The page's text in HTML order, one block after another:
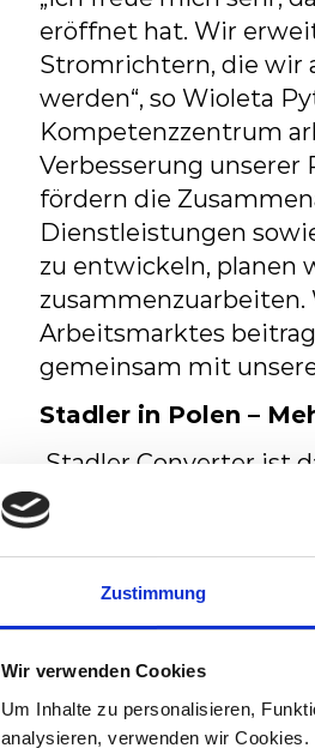
Zustimmung
Wir verwenden Cookies
Um Inhalte zu personalisieren,
analysieren, verwenden wir Cookies.
eröffnet hat. Wir
Stromrichtern, die wir
werden“, so Wioleta
Kompetenzzentrum
Verbesserung unserer
förderndie
Dienstleistungen
zu entwickeln, planen
zusammenzuarbeiten.
Arbeitsmarktes
gemeinsam mit
Stadler in Polen –
Stadler Converter ist
Polen.
Aktivitäten
Arbeitsplätze
Schienenfahrzeuge
demWerkinBiałystok
Siedlce und Środa
Schienenfahrzeuge für
Stahlkarosserienfür